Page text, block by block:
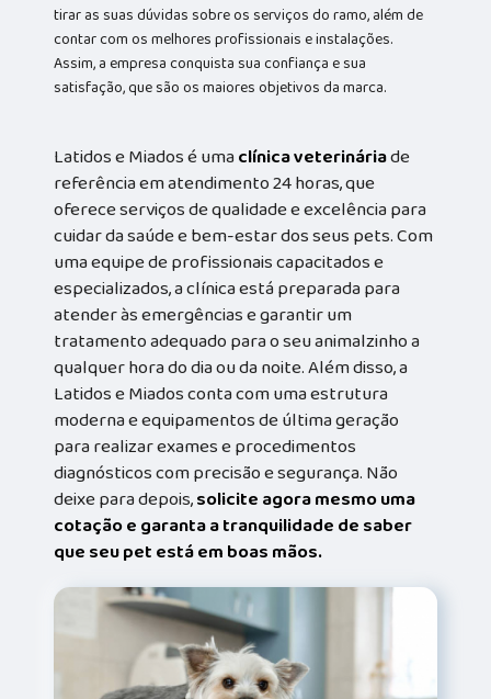
tirar as suas dúvidas sobre os serviços do ramo, além de
contar com os melhores profissionais e instalações.
Assim, a empresa conquista sua confiança e sua
satisfação, que são os maiores objetivos da marca.
Latidos e Miados é umaclínica veterináriade
referência em atendimento 24 horas, que
oferece serviços de qualidade e excelência para
cuidar da saúde e bem-estar dos seus pets. Com
uma equipe de profissionais capacitados e
especializados, a clínica está preparada para
atender às emergências e garantir um
tratamento adequado para o seu animalzinho a
qualquer hora do dia ou da noite. Além disso, a
Latidos e Miados conta com uma estrutura
moderna e equipamentos de última geração
para realizar exames e procedimentos
diagnósticos com precisão e segurança. Não
deixe para depois,solicite agora mesmo uma
cotação e garanta a tranquilidade de saber
que seu pet está em boas mãos.